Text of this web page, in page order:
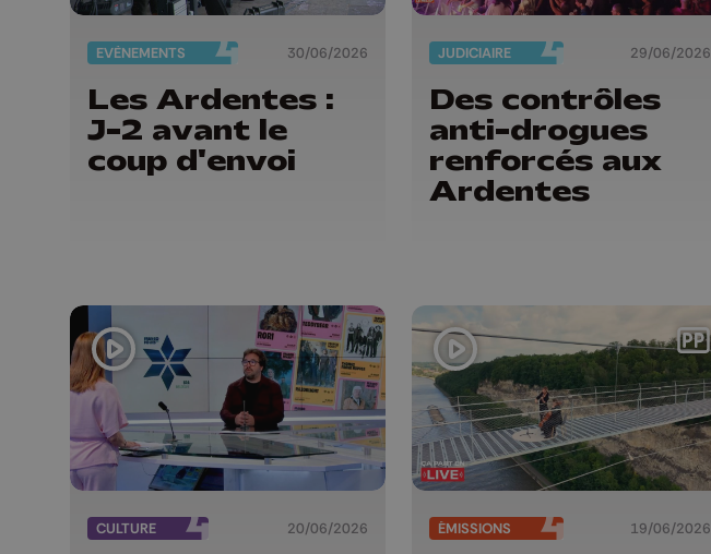
EVÈNEMENTS 30/06/2026
Les Ardentes :
J-2 avant le
coup d'envoi
JUDICIAIRE 29/06/2026
Des contrôles
anti-drogues
renforcés aux
Ardentes
CULTURE 20/06/2026 ÉMISSIONS 19/06/2026